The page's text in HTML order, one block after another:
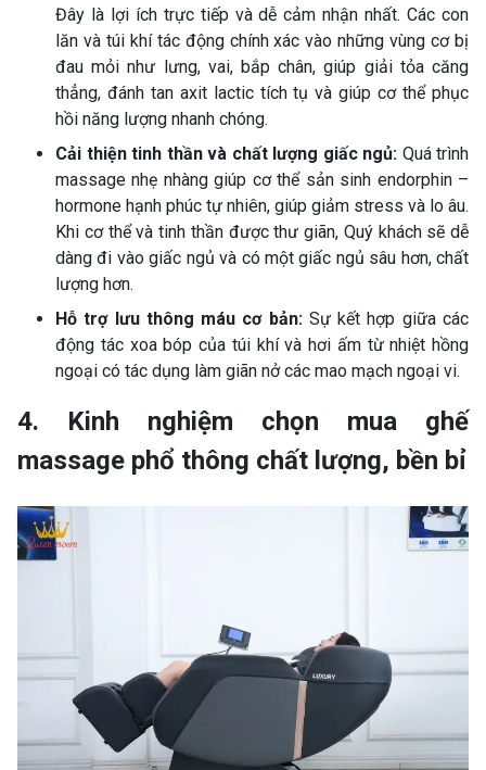
Đây là lợi ích trực tiếp và dễ cảm nhận nhất. Các con
lăn và túi khí tác động chính xác vào những vùng cơ bị
đau mỏi như lưng, vai, bắp chân, giúp giải tỏa căng
thẳng, đánh tan axit lactic tích tụ và giúp cơ thể phục
hồi năng lượng nhanh chóng.
Cải thiện tinh thần và chất lượng giấc ngủ: Quá trình
massage nhẹ nhàng giúp cơ thể sản sinh endorphin –
hormone hạnh phúc tự nhiên, giúp giảm stress và lo âu.
Khi cơ thể và tinh thần được thư giãn, Quý khách sẽ dễ
dàng đi vào giấc ngủ và có một giấc ngủ sâu hơn, chất
lượng hơn.
Hỗ trợ lưu thông máu cơ bản:Sự kết hợp giữa các
động tác xoa bóp của túi khí và hơi ấm từ nhiệt hồng
ngoại có tác dụng làm giãn nở các mao mạch ngoại vi.
4. Kinh nghiệm chọn mua ghế
massage phổ thông chất lượng, bền bỉ